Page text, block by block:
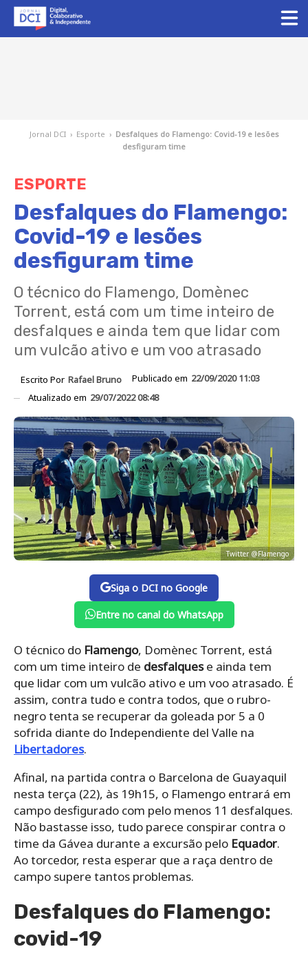
Jornal DCI › Esporte › Desfalques do Flamengo: Covid-19 e lesões
desfiguram time
ESPORTE
Desfalques do Flamengo:
Covid-19 e lesões
desfiguram time
O técnico do Flamengo, Domènec
Torrent, está com um time inteiro de
desfalques e ainda tem que lidar com
um vulcão ativo e um voo atrasado
Escrito Por Rafael Bruno Publicado em 22/09/2020 11:03
Atualizado em 29/07/2022 08:48
Twitter @Flamengo
Siga o DCI no Google
Entre no canal do WhatsApp
O técnico do Flamengo, Domènec Torrent, está
com um time inteiro de desfalquese ainda tem
que lidar com um vulcão ativo e um voo atrasado. É
assim, contra tudo e contra todos, que o rubro-
negro tenta se recuperar da goleada por 5 a 0
sofrida diante do Independiente del Valle na
Libertadores.
Afinal, na partida contra o Barcelona de Guayaquil
nesta terça (22), às 19h15, o Flamengo entrará em
campo desfigurado com pelo menos 11 desfalques.
Não bastasse isso, tudo parece conspirar contra o
time da Gávea durante a excursão pelo Equador.
Ao torcedor, resta esperar que a raça dentro de
campo supere tantos problemas.
Desfalques do Flamengo:
covid-19